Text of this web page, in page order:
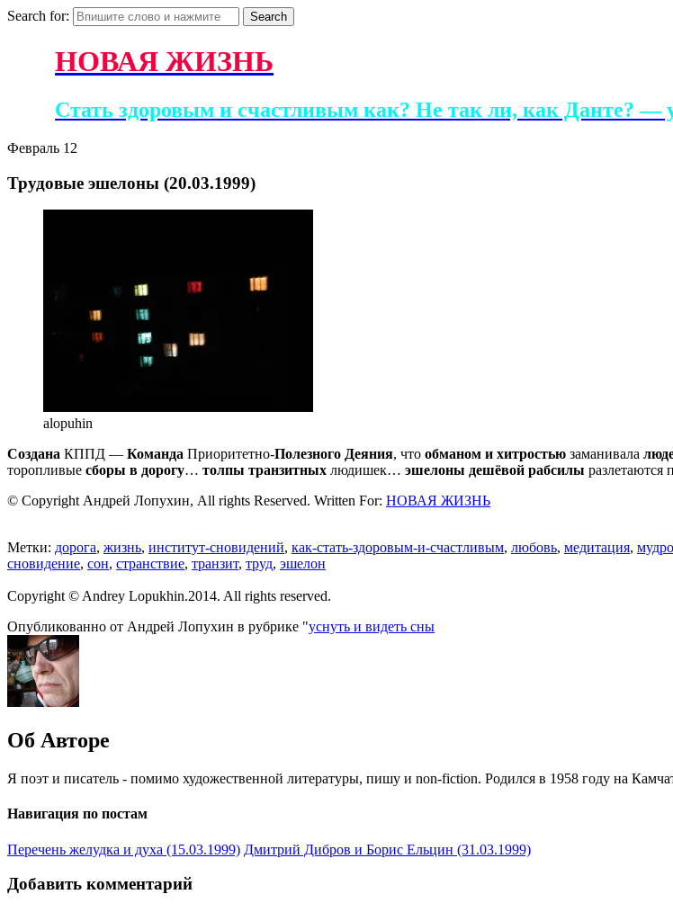
Search for:
НОВАЯ ЖИЗНЬ
Стать здоровым и счастливым как? Не так ли, как Данте? —
Февраль 12
Трудовые эшелоны (20.03.1999)
alopuhin
Создана КППД — Команда Приоритетно-Полезного Деяния, что обманом и хитростью заманивала
торопливые сборы в дорогу… толпы транзитных людишек… эшелоны дешёвой рабсилы разлетаются
© Copyright Андрей Лопухин, All rights Reserved. Written For: НОВАЯ ЖИЗНЬ
Метки: дорога, жизнь, институт-сновидений, как-стать-здоровым-и-счастливым, любовь, медитация,
сновидение, сон, странствие, транзит, труд, эшелон
Copyright © Andrey Lopukhin.2014. All rights reserved.
Опубликованно от Андрей Лопухин в рубрике "уснуть и видеть сны
Об Авторе
Я поэт и писатель - помимо художественной литературы, пишу и non-fiction. Родился в 1958 году на
Навигация по постам
Перечень желудка и духа (15.03.1999) Дмитрий Дибров и Борис Ельцин (31.03.1999)
Добавить комментарий